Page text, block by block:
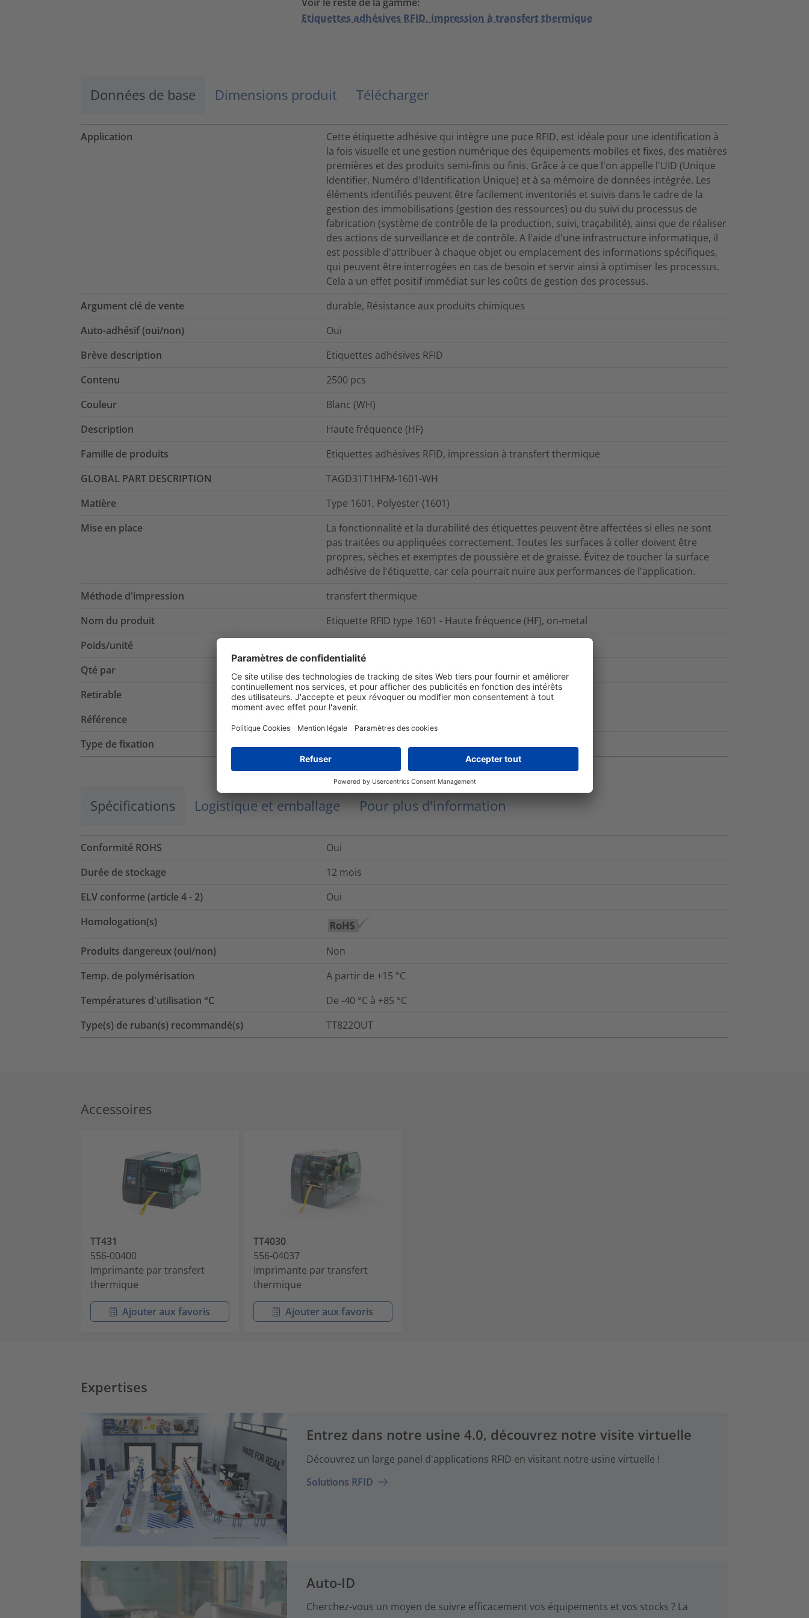
Etiquettes adhésives RFID, impression à transfert thermique
Données de base Dimensions produit Télécharger
Application
Cette étiquette adhésive qui intègre une puce RFID, est idéale pour une identification à
la fois visuelle et une gestion numérique des équipements mobiles et fixes, des matières
premières et des produits semi-finis ou finis. Grâce à ce que l'on appelle l'UID (Unique
Identifier, Numéro d'Identification Unique) et à sa mémoire de données intégrée. Les
éléments identifiés peuvent être facilement inventoriés et suivis dans le cadre de la
gestion des immobilisations (gestion des ressources) ou du suivi du processus de
fabrication (système de contrôle de la production, suivi, traçabilité), ainsi que de réaliser
des actions de surveillance et de contrôle. A l'aide d'une infrastructure informatique, il
est possible d'attribuer à chaque objet ou emplacement des informations spécifiques,
qui peuvent être interrogées en cas de besoin et servir ainsi à optimiser les processus.
Cela a un effet positif immédiat sur les coûts de gestion des processus.
Argument clé de vente
durable, Résistance aux produits chimiques
Auto-adhésif (oui/non)
Oui
Brève description
Etiquettes adhésives RFID
Contenu
2500 pcs
Couleur
Blanc (WH)
Description
Haute fréquence (HF)
Famille de produits
Etiquettes adhésives RFID, impression à transfert thermique
GLOBAL PART DESCRIPTION
TAGD31T1HFM-1601-WH
Matière
Type 1601, Polyester (1601)
Mise en place
La fonctionnalité et la durabilité des étiquettes peuvent être affectées si elles ne sont
pas traitées ou appliquées correctement. Toutes les surfaces à coller doivent être
propres, sèches et exemptes de poussière et de graisse. Évitez de toucher la surface
adhésive de l'étiquette, car cela pourrait nuire aux performances de l'application.
Méthode d'impression
transfert thermique
Nom du produit
Etiquette RFID type 1601 - Haute fréquence (HF), on-metal
Poids/unité
Qté par
bobine
Retirable
Non
Référence
Type de fixation
Adhésif
Spécifications Logistique et emballage Pour plus d'information
Conformité ROHS
Oui
Durée de stockage
12 mois
ELV conforme (article 4 - 2)
Oui
Homologation(s)
Produits dangereux (oui/non)
Non
Temp. de polymérisation
A partir de +15 °C
Températures d'utilisation °C
De -40 °C à +85 °C
Type(s) de ruban(s) recommandé(s)
TT822OUT
Accessoires
TT431
556-00400
Imprimante par transfert
thermique
Ajouter aux favoris
TT4030
556-04037
Imprimante par transfert
thermique
Ajouter aux favoris
Expertises
Entrez dans notre usine 4.0, découvrez notre visite virtuelle
Découvrez un large panel d'applications RFID en visitant notre usine virtuelle !
Solutions RFID
Auto-ID
Cherchez-vous un moyen de suivre efficacement vos équipements et vos stocks ? La